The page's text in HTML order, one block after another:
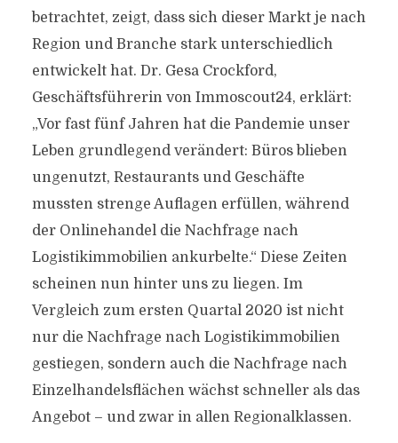
betrachtet, zeigt, dass sich dieser Markt je nach
Region und Branche stark unterschiedlich
entwickelt hat. Dr. Gesa Crockford,
Geschäftsführerin von Immoscout24, erklärt:
„Vor fast fünf Jahren hat die Pandemie unser
Leben grundlegend verändert: Büros blieben
ungenutzt, Restaurants und Geschäfte
mussten strenge Auflagen erfüllen, während
der Onlinehandel die Nachfrage nach
Logistikimmobilien ankurbelte.“ Diese Zeiten
scheinen nun hinter uns zu liegen. Im
Vergleich zum ersten Quartal 2020 ist nicht
nur die Nachfrage nach Logistikimmobilien
gestiegen, sondern auch die Nachfrage nach
Einzelhandelsflächen wächst schneller als das
Angebot – und zwar in allen Regionalklassen.